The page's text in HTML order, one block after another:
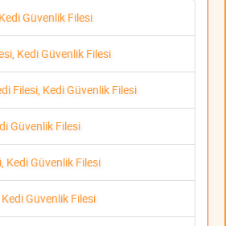
Güvenlik Filesi
Kedi Güvenlik Filesi
Filesi, Kedi Güvenlik Filesi
Güvenlik Filesi
Kedi Güvenlik Filesi
Güvenlik Filesi